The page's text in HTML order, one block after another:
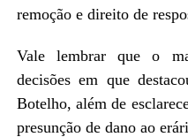
remoção e direito de
Vale lembrar que o
decisões em que
Botelho, além de
presunção de dano ao